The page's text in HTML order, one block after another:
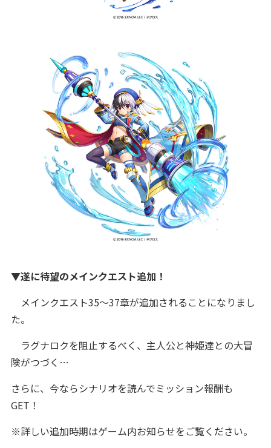
▼遂に待望のメインクエスト追加！
メインクエスト35～37章が追加されることになりまし
た。
ラグナロクを阻止するべく、主人公と神姫達との大冒
険がつづく…
さらに、今ならシナリオを読んでミッション報酬も
GET！
※詳しい追加時期はゲーム内お知らせをご覧ください。